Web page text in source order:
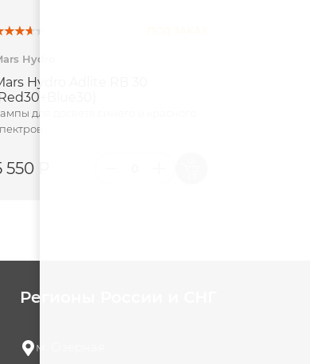
Hydro
Hydro Adlite RB 30
для досвета синего и красного
550 Р
Регионы России и СНГ
м. Озерная